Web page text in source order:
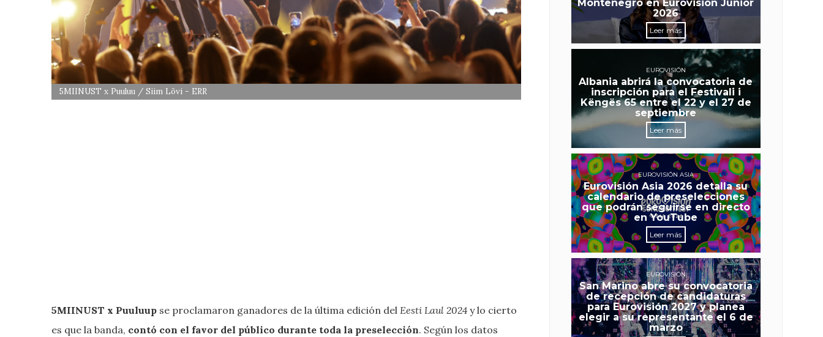
5MIINUST x Puuluu / Siim Lõvi - ERR
5MIINUST x Puuluup se proclamaron ganadores de la última edición del Eesti Laul 2024 y lo cierto
es que la banda, contó con el favor del público durante toda la preselección. Según los datos
Montenegro en Eurovisión Junior
2026
Leer más
EUROVISIÓN
Albania abrirá la convocatoria de
inscripción para el Festivali i
Këngës 65 entre el 22 y el 27 de
septiembre
Leer más
EUROVISIÓN ASIA
Eurovisión Asia 2026 detalla su
calendario de preselecciones
que podrán seguirse en directo
en YouTube
Leer más
EUROVISIÓN
San Marino abre su convocatoria
de recepción de candidaturas
para Eurovisión 2027 y planea
elegir a su representante el 6 de
marzo